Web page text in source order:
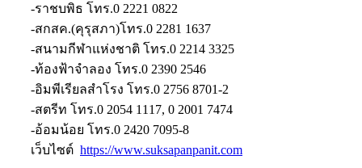
-ราชบพิธ โทร.0 2221 0822
-สกสค.(คุรุสภา)โทร.0 2281 1637
-สนามกีฬาแห่งชาติ โทร.0 2214 3325
-ท้องฟ้าจำลอง โทร.0 2390 2546
-อิมพีเรียลสำโรง โทร.0 2756 8701-2
-สตรีท โทร.0 2054 1117, 0 2001 7474
-อ้อมน้อย โทร.0 2420 7095-8
เว็บไซต์ https://www.suksapanpanit.com